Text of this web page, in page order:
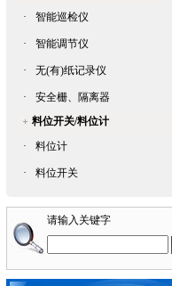
·
智能巡检仪
· 智能调节仪
· 无(有)纸记录仪
·
安全栅、隔离器
料位开关/料位计
·
料位计
· 料位开关
请输入关键字